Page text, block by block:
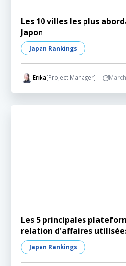
Les 10 villes les plus
Japon
Japan Rankings
Erika[Project Manager]
Les 5 principales
relation d'affaires
Japan Rankings